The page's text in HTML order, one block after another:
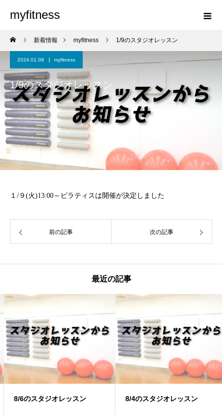
myfitness
新着情報 myfitness 1/9のスタジオレッスン
2024.01.08 myfitness
1/9のスタジオレッスン
１/９(火)13:00～ピラティスは開催が決定しました
前の記事 次の記事
最近の記事
8/6のスタジオレッスン 8/4のスタジオレッスン